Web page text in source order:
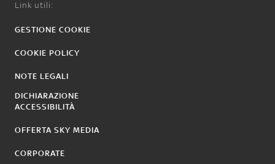
Link utili:
GESTIONE COOKIE
COOKIE POLICY
NOTE LEGALI
DICHIARAZIONE
ACCESSIBILITÀ
OFFERTA SKY MEDIA
CORPORATE